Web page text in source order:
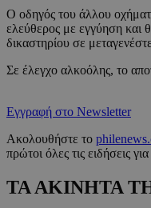
Ο οδηγός του άλλου
ελεύθερος με εγγύηση και
δικαστηρίου σε
Σε έλεγχο αλκοόλης, το
Εγγραφή στο Newsletter
Ακολουθήστε το
πρώτοι όλες τις ειδήσεις
ΤΑ ΑΚΙΝΗΤΑ